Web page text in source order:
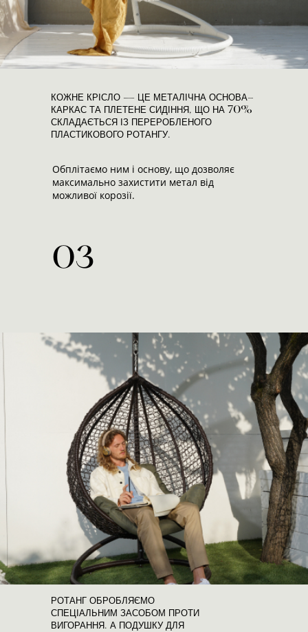
КОЖНЕ КРІСЛО — ЦЕ МЕТАЛІЧНА ОСНОВА-
КАРКАС ТА ПЛЕТЕНЕ СИДІННЯ, ЩО НА 70%
СКЛАДАЄТЬСЯ ІЗ ПЕРЕРОБЛЕНОГО
ПЛАСТИКОВОГО РОТАНГУ.
Обплітаємо ним і основу, що дозволяє
максимально захистити метал від
можливої корозії.
РОТАНГ ОБРОБЛЯЄМО
СПЕЦІАЛЬНИМ ЗАСОБОМ ПРОТИ
ВИГОРАННЯ. А ПОДУШКУ ДЛЯ
03